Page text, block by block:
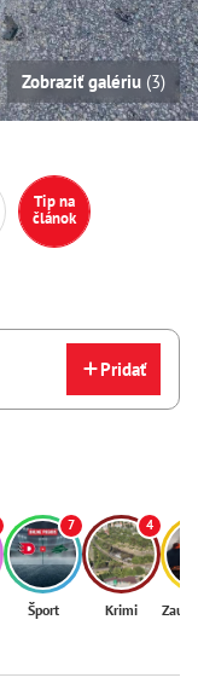
Zobraziť galériu (3)
Tip na
článok
Pridať
7
Šport
4
Krimi